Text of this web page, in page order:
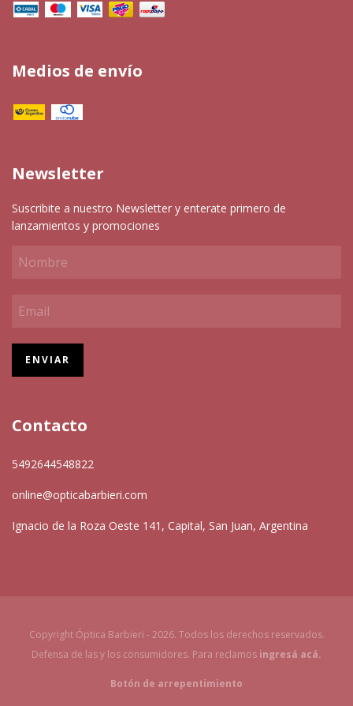
Medios de envío
Newsletter
Suscribite a nuestro Newsletter y enterate primero de
lanzamientos y promociones
Contacto
5492644548822
online@opticabarbieri.com
Ignacio de la Roza Oeste 141, Capital, San Juan, Argentina
Copyright Óptica Barbieri - 2026. Todos los derechos reservados.
Defensa de las y los consumidores. Para reclamos ingresá acá.
Botón de arrepentimiento